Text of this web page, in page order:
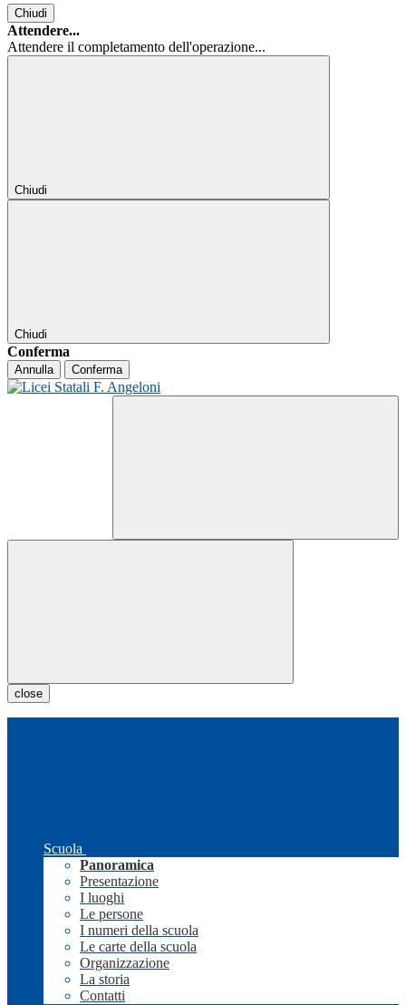
Chiudi
Attendere...
Attendere il completamento dell'operazione...
Chiudi
Chiudi
Conferma
Annulla Conferma
close
Scuola
Panoramica
Presentazione
I luoghi
Le persone
I numeri della scuola
Le carte della scuola
Organizzazione
La storia
Contatti